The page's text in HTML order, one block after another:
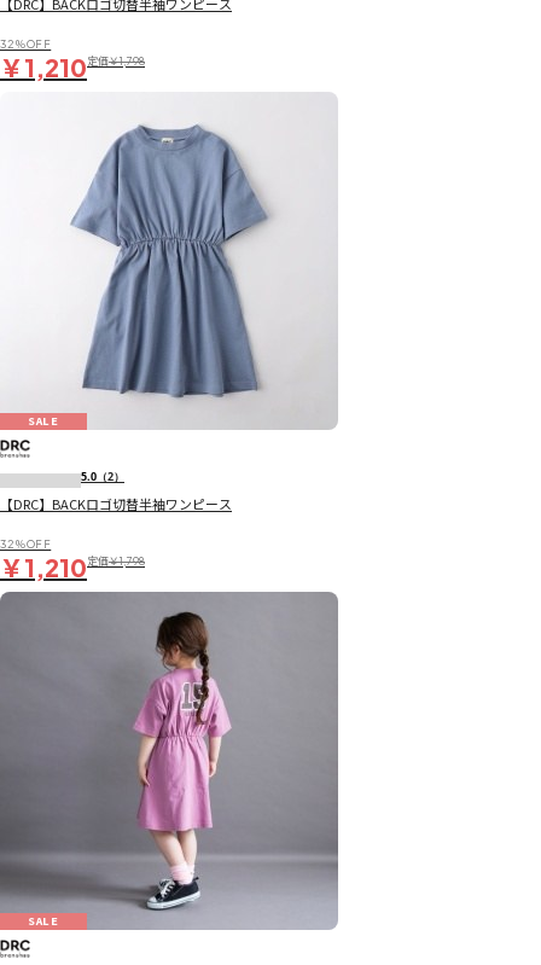
32％OFF
￥1,210定価￥1,798
SALE
5.0 （2）
【DRC】BACKロゴ切替半袖ワンピース
32％OFF
￥1,210定価￥1,798
SALE